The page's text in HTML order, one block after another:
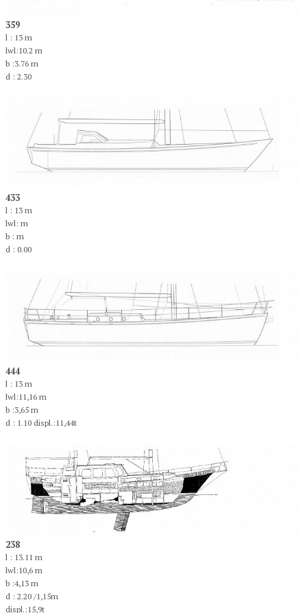
359
l : 13 m
lwl:10.2 m
b :3.76 m
d : 2.30
433
l : 13 m
lwl: m
b : m
d : 0.00
444
l : 13 m
lwl:11,16 m
b :3,65 m
d : 1.10 displ.:11,44t
238
l : 13.11 m
lwl:10,6 m
b :4,13 m
d : 2.20 /1,15m
displ.:15,9t